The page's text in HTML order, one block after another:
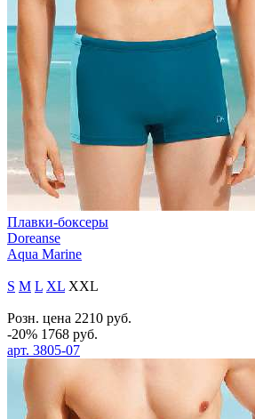
Плавки-боксеры
Doreanse
Aqua Marine
S M L XL XXL
Розн. цена 2210 руб.
-20% 1768 руб.
арт. 3805-07